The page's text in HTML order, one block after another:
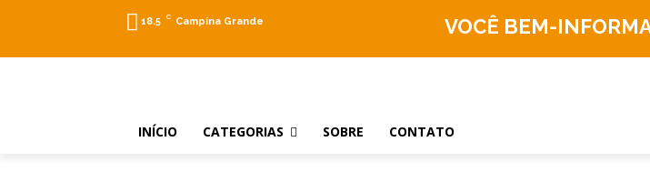
18.5 C Campina Grande VOCÊ BEM-
INÍCIO CATEGORIAS SOBRE CONTATO